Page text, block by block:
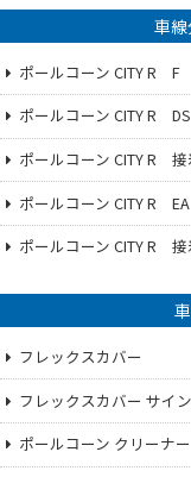
車線
ポールコーン CITY R F
ポールコーン CITY R DS
ポールコーン CITY R 接
ポールコーン CITY R EA
ポールコーン CITY R 接
フレックスカバー
フレックスカバー サイ
ポールコーン クリーナー